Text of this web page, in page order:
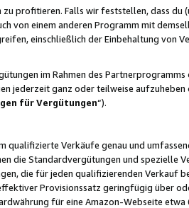
profitieren. Falls wir feststellen, dass du
von einem anderen Programm mit
einschließlich der Einbehaltung von
im Rahmen des
jederzeit ganz oder teilweise
für Vergütungen“).
Verkäufe genau und
die Standardvergütungen und spezielle
die für jeden qualifizierenden Verkauf
Provisionssatz geringfügig über
für eine Amazon-Webseite etwa